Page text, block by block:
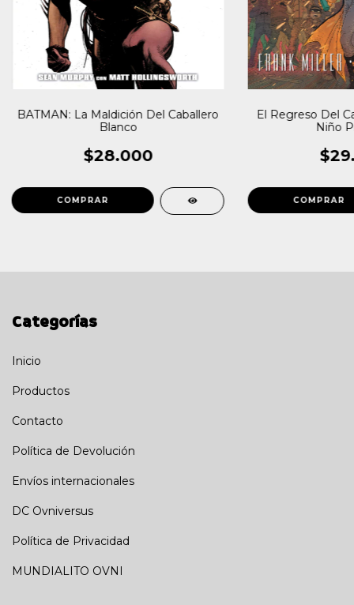
BATMAN: La Maldición Del Caballero
Blanco
$28.000
El Regreso Del
Niño
Categorías
Inicio
Productos
Contacto
Política de Devolución
Envíos internacionales
DC Ovniversus
Política de Privacidad
MUNDIALITO OVNI